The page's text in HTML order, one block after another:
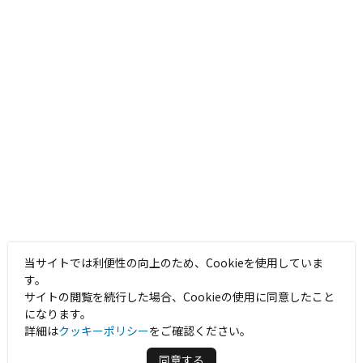
当サイトでは利便性の向上のため、Cookieを使用していま
す。
サイトの閲覧を続行した場合、Cookieの使用に同意したこと
になります。
詳細はクッキーポリシーをご確認ください。
同意する